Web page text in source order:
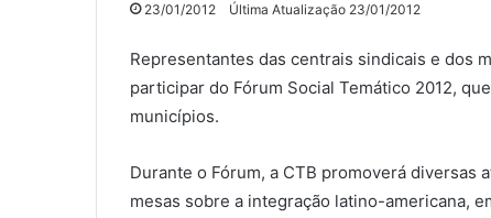
23/01/2012 Última Atualização 23/01/2012
Representantes das centrais sindicais e dos
participar do Fórum Social Temático 2012,
municípios.
Durante o Fórum, a CTB promoverá diversas
mesas sobre a integração latino-americana,